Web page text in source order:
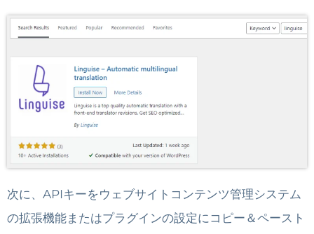
次に、APIキーをウェブサイトコンテンツ管理システム
の拡張機能またはプラグインの設定にコピー＆ペースト